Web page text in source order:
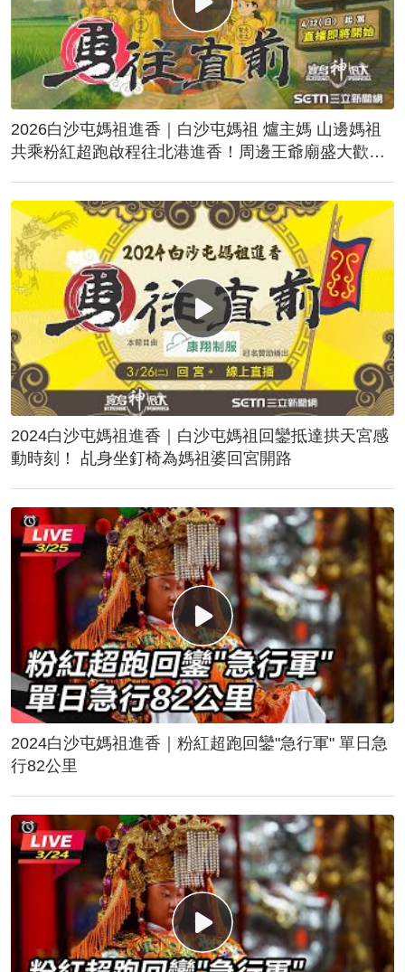
2026白沙屯媽祖進香｜白沙屯媽祖 爐主媽 山邊媽祖
共乘粉紅超跑啟程往北港進香！周邊王爺廟盛大歡
2024白沙屯媽祖進香｜白沙屯媽祖回鑾抵達拱天宮感
動時刻！ 乩身坐釘椅為媽祖婆回宮開路
2024白沙屯媽祖進香｜粉紅超跑回鑾"急行軍" 單日急
行82公里